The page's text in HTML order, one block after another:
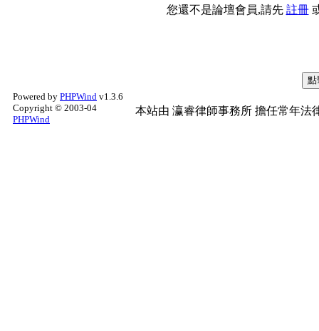
您還不是論壇會員,請先 註冊
Powered by PHPWind v1.3.6
Copyright © 2003-04
PHPWind
本站由 瀛睿律師事務所 擔任常年法